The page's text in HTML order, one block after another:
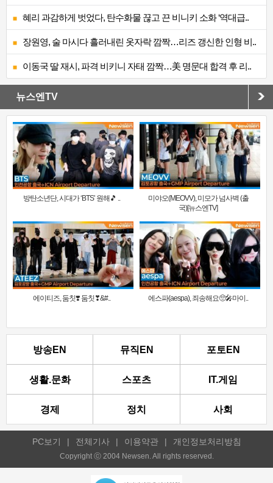
혜리 과감하게 벗었다, 탄수화물 끊고 끈 비니키 소화 ‘역대급..
장원영, 술 마시다 흘러내린 옷자락 깜짝…리즈 갱신한 인형 비..
이동국 딸 재시, 파격 비키니 자태 깜짝…美 명문대 합격 후 리..
뉴스엔TV
방탄소년단, 시대가 ‘BTS’ 원해🎵 ..
미야오(MEOVV), 미모가 넘사벽 (출
국)[뉴스엔TV]
에이티즈, 둠칫❣️ 둠칫❣&#.. 에스파(aespa), 죄송해요🥺🎤마이..
방송EN 뮤직EN 포토EN
생활.문화 스포츠 IT.게임
경제 정치 사회
PC보기 | 전체기사 | 이용약관 | 개인정보처리방침
Copyright ⓒ 2004 Newsen. All rights reserved.